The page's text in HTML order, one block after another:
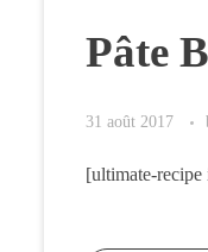
Pâte
31 août 2017
[ultimate-